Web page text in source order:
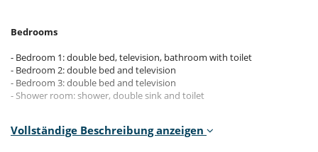
Bedrooms
- Bedroom 1: double bed, television, bathroom with toilet
- Bedroom 2: double bed and television
- Bedroom 3: double bed and television
- Shower room: shower, double sink and toilet
Indoors
Vollständige Beschreibung anzeigen